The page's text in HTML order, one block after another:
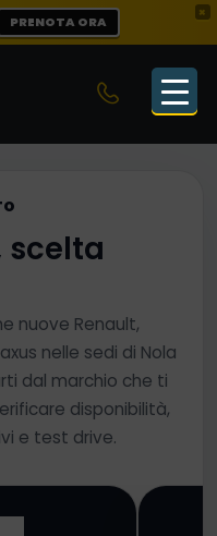
×
PRENOTA ORA
scelta
nuove Renault,
nelle sedi di Nola
dal marchio che ti
disponibilità,
e test drive.